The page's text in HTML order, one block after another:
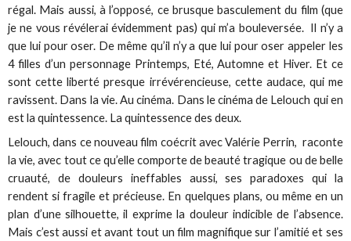
régal. Mais aussi, à l’opposé, ce brusque basculement du film (que
je ne vous révélerai évidemment pas) qui m’a bouleversée. Il n’y a
que lui pour oser. De même qu’il n’y a que lui pour oser appeler les
4 filles d’un personnage Printemps, Eté, Automne et Hiver. Et ce
sont cette liberté presque irrévérencieuse, cette audace, qui me
ravissent. Dans la vie. Au cinéma. Dans le cinéma de Lelouch qui en
est la quintessence. La quintessence des deux.
Lelouch, dans ce nouveau film coécrit avec Valérie Perrin, raconte
la vie, avec tout ce qu’elle comporte de beauté tragique ou de belle
cruauté, de douleurs ineffables aussi, ses paradoxes qui la
rendent si fragile et précieuse. En quelques plans, ou même en un
plan d’une silhouette, il exprime la douleur indicible de l’absence.
Mais c’est aussi et avant tout un film magnifique sur l’amitié et ses